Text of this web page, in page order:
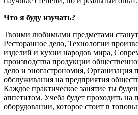
Что я буду изучать?
Твоими любимыми предметами
Ресторанное дело, Технологии
изделий и кухни народов мира,
производства продукции
дело и эногастрономия, Организация
обслуживания на предприятия
Каждое практическое занятие ты
аппетитом. Учеба будет проходить на
оборудовании, которое стоит в